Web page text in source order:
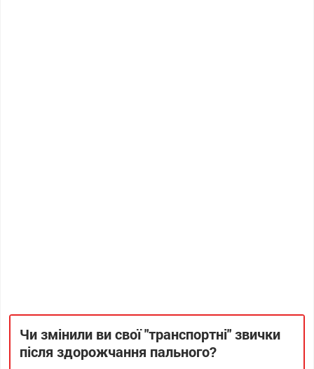
Чи змінили ви свої "транспортні" звички
після здорожчання пального?